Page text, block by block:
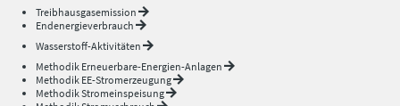
Treibhausgasemission
Endenergieverbrauch
Wasserstoff-Aktivitäten
Methodik Erneuerbare-Energien-Anlagen
Methodik EE-Stromerzeugung
Methodik Stromeinspeisung